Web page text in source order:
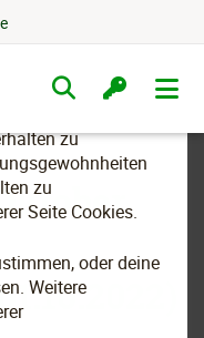
zu
zu
Seite Cookies.
oder deine
Weitere